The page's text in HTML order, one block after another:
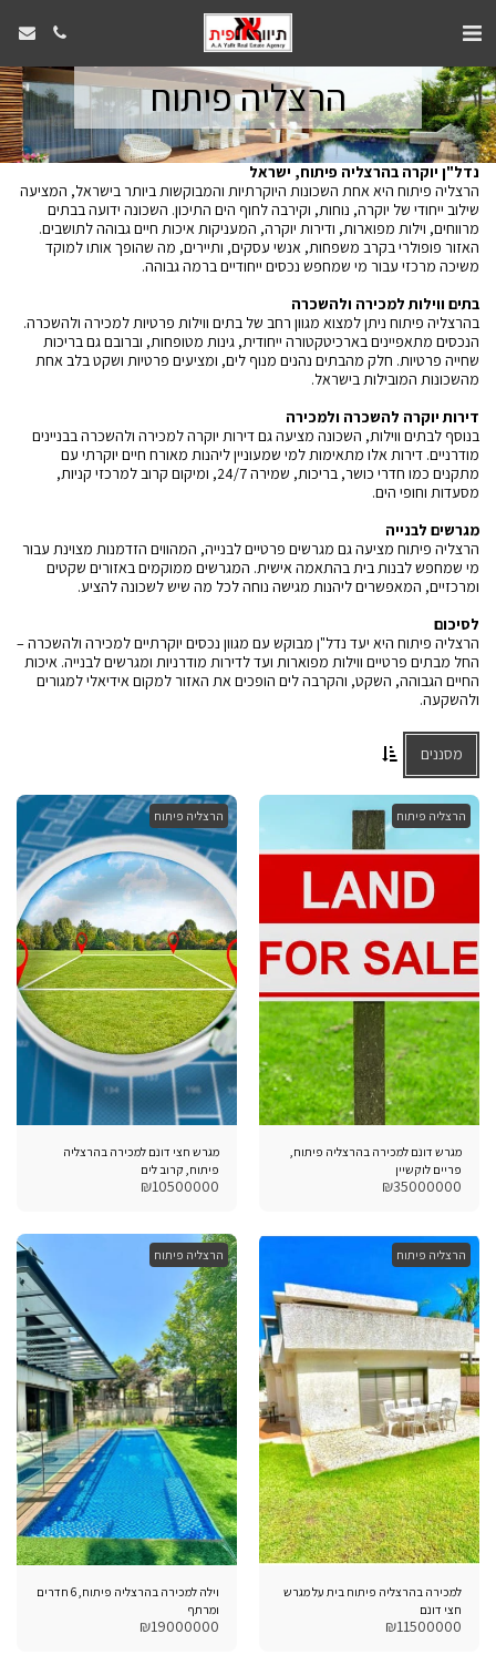
הרצליה פיתוח
נדל"ן יוקרה בהרצליה פיתוח, ישראל
הרצליה פיתוח היא אחת השכונות היוקרתיות והמבוקשות ביותר בישראל, המציעה
שילוב ייחודי של יוקרה, נוחות, וקירבה לחוף הים התיכון. השכונה ידועה בבתים
מרווחים, וילות מפוארות, ודירות יוקרה, המעניקות איכות חיים גבוהה לתושבים.
האזור פופולרי בקרב משפחות, אנשי עסקים, ותיירים, מה שהופך אותו למוקד
משיכה מרכזי עבור מי שמחפש נכסים ייחודיים ברמה גבוהה.
בתים ווילות למכירה ולהשכרה
בהרצליה פיתוח ניתן למצוא מגוון רחב של בתים ווילות פרטיות למכירה ולהשכרה.
הנכסים מתאפיינים בארכיטקטורה ייחודית, גינות מטופחות, וברובם גם בריכות
שחייה פרטיות. חלק מהבתים נהנים מנוף לים, ומציעים פרטיות ושקט בלב אחת
מהשכונות המובילות בישראל.
דירות יוקרה להשכרה ולמכירה
בנוסף לבתים ווילות, השכונה מציעה גם דירות יוקרה למכירה ולהשכרה בבניינים
מודרניים. דירות אלו מתאימות למי שמעוניין ליהנות מאורח חיים יוקרתי עם
מתקנים כמו חדרי כושר, בריכות, שמירה 24/7, ומיקום קרוב למרכזי קניות,
מסעדות וחופי הים.
מגרשים לבנייה
הרצליה פיתוח מציעה גם מגרשים פרטיים לבנייה, המהווים הזדמנות מצוינת עבור
מי שמחפש לבנות בית בהתאמה אישית. המגרשים ממוקמים באזורים שקטים
ומרכזיים, המאפשרים ליהנות מגישה נוחה לכל מה שיש לשכונה להציע.
לסיכום
הרצליה פיתוח היא יעד נדל"ן מבוקש עם מגוון נכסים יוקרתיים למכירה ולהשכרה –
החל מבתים פרטיים ווילות מפוארות ועד לדירות מודרניות ומגרשים לבנייה. איכות
החיים הגבוהה, השקט, והקרבה לים הופכים את האזור למקום אידיאלי למגורים
ולהשקעה.
מסננים
הרצליה פיתוח
מגרש דונם למכירה בהרצליה פיתוח,
פריים לוקשיין
₪35000000
הרצליה פיתוח
מגרש חצי דונם למכירה בהרצליה
פיתוח, קרוב לים
₪10500000
הרצליה פיתוח
למכירה בהרצליה פיתוח בית על מגרש
חצי דונם
₪11500000
הרצליה פיתוח
וילה למכירה בהרצליה פיתוח, 6 חדרים
ומרתף
₪19000000